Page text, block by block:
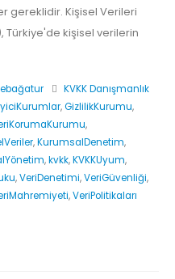
gereklidir. Kişisel Verileri
Türkiye'de kişisel verilerin
KVKK Danışmanlık
,GizlilikKurumu,
,
,KurumsalDenetim,
,kvkk,KVKKUyum,
,VeriDenetimi,VeriGüvenliği,
,VeriPolitikaları